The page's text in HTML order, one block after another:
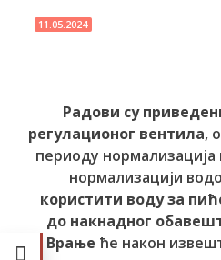
11.05.2024
Радови су
регулационог вентила,
периоду
нормализацији
користити воду за
до накнадног
Врање ће након